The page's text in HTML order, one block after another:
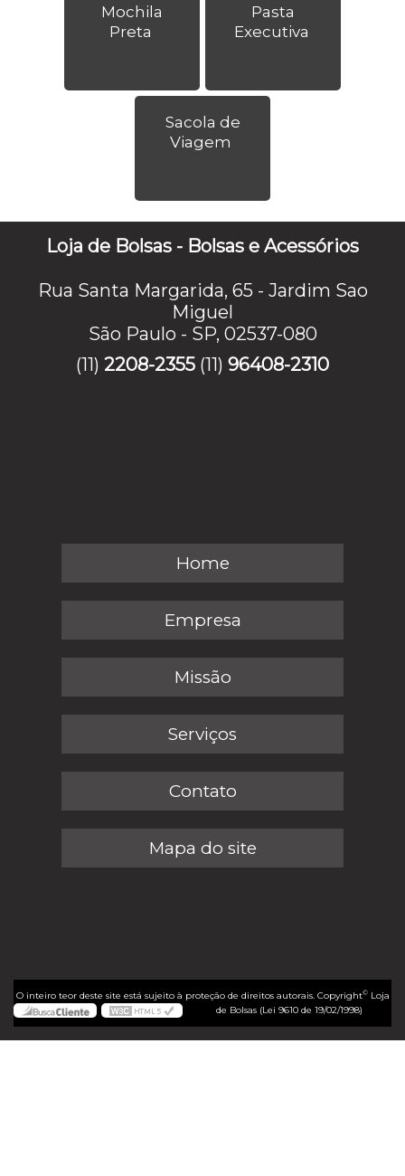
Mochila
Preta
Pasta
Executiva
Sacola de
Viagem
Loja de Bolsas - Bolsas e Acessórios
Rua Santa Margarida, 65 - Jardim Sao
Miguel
São Paulo - SP, 02537-080
(11) 2208-2355 (11) 96408-2310
Home
Empresa
Missão
Serviços
Contato
Mapa do site
O inteiro teor deste site está sujeito à proteção de direitos autorais. Copyright©Loja
de Bolsas (Lei 9610 de 19/02/1998)